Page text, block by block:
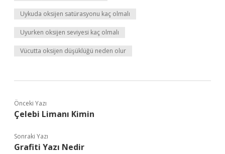
Uykuda oksijen satürasyonu kaç olmalı
Uyurken oksijen seviyesi kaç olmalı
Vücutta oksijen düşüklüğü neden olur
Önceki Yazı
Çelebi Limanı Kimin
Sonraki Yazı
Grafiti Yazı Nedir